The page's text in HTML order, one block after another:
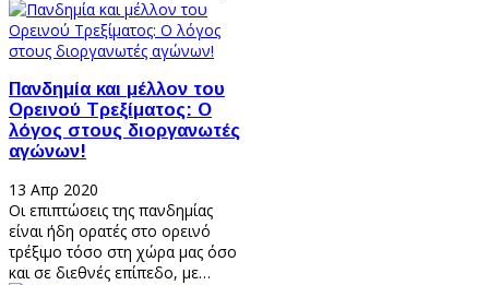
Πανδημία και μέλλον του
Ορεινού Τρεξίματος: Ο
λόγος στους διοργανωτές
αγώνων!
13 Απρ 2020
Οι επιπτώσεις της πανδημίας
είναι ήδη ορατές στο ορεινό
τρέξιμο τόσο στη χώρα μας όσο
και σε διεθνές επίπεδο, με…